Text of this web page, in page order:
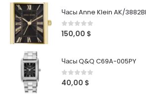
Часы Anne Klein AK/
0out of 5
150,00 $
Часы Q&Q C69A-005PY
0 out of 5
40,00 $